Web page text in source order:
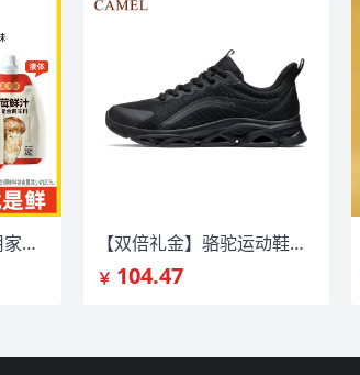
老川绮松茸凉拌汁食用家用调味60g*3袋 【双倍礼金】骆驼运动鞋合集
￥ 104.47